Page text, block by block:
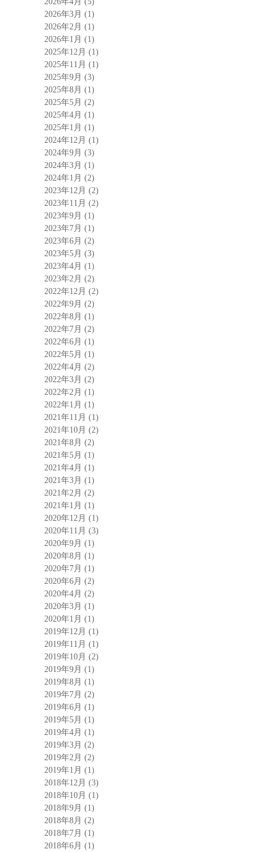
2026年3月 (1)
2026年2月 (1)
2026年1月 (1)
2025年12月 (1)
2025年11月 (1)
2025年9月 (3)
2025年8月 (1)
2025年5月 (2)
2025年4月 (1)
2025年1月 (1)
2024年12月 (1)
2024年9月 (3)
2024年3月 (1)
2024年1月 (2)
2023年12月 (2)
2023年11月 (2)
2023年9月 (1)
2023年7月 (1)
2023年6月 (2)
2023年5月 (3)
2023年4月 (1)
2023年2月 (2)
2022年12月 (2)
2022年9月 (2)
2022年8月 (1)
2022年7月 (2)
2022年6月 (1)
2022年5月 (1)
2022年4月 (2)
2022年3月 (2)
2022年2月 (1)
2022年1月 (1)
2021年11月 (1)
2021年10月 (2)
2021年8月 (2)
2021年5月 (1)
2021年4月 (1)
2021年3月 (1)
2021年2月 (2)
2021年1月 (1)
2020年12月 (1)
2020年11月 (3)
2020年9月 (1)
2020年8月 (1)
2020年7月 (1)
2020年6月 (2)
2020年4月 (2)
2020年3月 (1)
2020年1月 (1)
2019年12月 (1)
2019年11月 (1)
2019年10月 (2)
2019年9月 (1)
2019年8月 (1)
2019年7月 (2)
2019年6月 (1)
2019年5月 (1)
2019年4月 (1)
2019年3月 (2)
2019年2月 (2)
2019年1月 (1)
2018年12月 (3)
2018年10月 (1)
2018年9月 (1)
2018年8月 (2)
2018年7月 (1)
2018年6月 (1)